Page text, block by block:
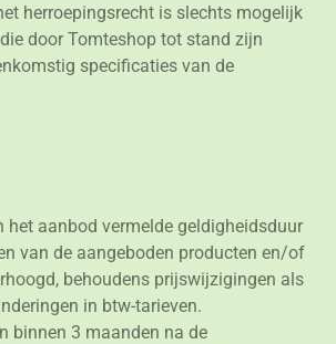
herroepingsrecht is slechts mogelijk
door Tomteshop tot stand zijn
specificaties van de
het aanbod vermelde geldigheidsduur
van de aangeboden producten en/of
behoudens prijswijzigingen als
in btw-tarieven.
binnen 3 maanden na de